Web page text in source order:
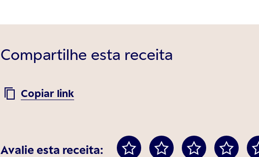
Compartilhe esta receita
Copiar link
Avalie esta receita: